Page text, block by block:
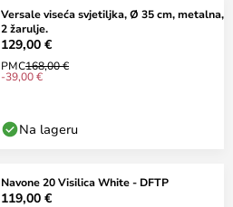
Versale viseća svjetiljka, Ø 35 cm, metalna,
2 žarulje.
129,00 €
PMC168,00 €
-39,00 €
Na lageru
Navone 20 Visilica White - DFTP
119,00 €